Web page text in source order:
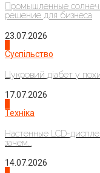
Промышленные
решение для бизнеса
23.07.2026
Суспільство
Цукровий діабет у
17.07.2026
Техніка
Настенные LCD-
зачем...
14.07.2026